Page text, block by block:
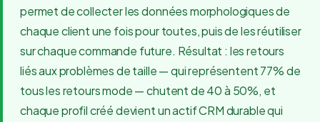
permet de collecter les données morphologiques de
chaque client une fois pour toutes, puis de les réutiliser
sur chaque commande future. Résultat : les retours
liés aux problèmes de taille — qui représentent 77% de
tous les retours mode — chutent de 40 à 50%, et
chaque profil créé devient un actif CRM durable qui